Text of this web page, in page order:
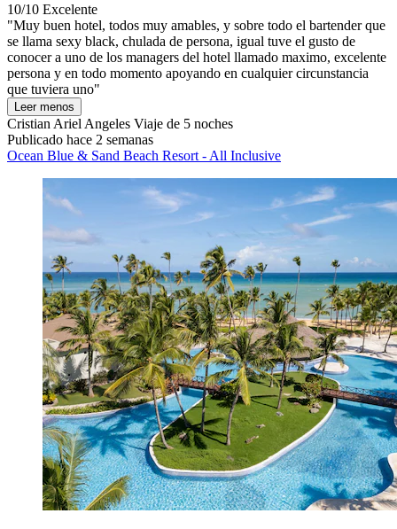
10/10 Excelente
"Muy buen hotel, todos muy amables, y sobre todo el bartender que
se llama sexy black, chulada de persona, igual tuve el gusto de
conocer a uno de los managers del hotel llamado maximo, excelente
persona y en todo momento apoyando en cualquier circunstancia
que tuviera uno"
Leer menos
Cristian Ariel Angeles Viaje de 5 noches
Publicado hace 2 semanas
Ocean Blue & Sand Beach Resort - All Inclusive